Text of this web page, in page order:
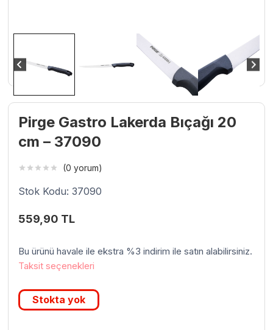
Pirge Gastro Lakerda Bıçağı 20
cm – 37090
(0 yorum)
Stok Kodu: 37090
559,90 TL
Bu ürünü havale ile ekstra %3 indirim ile satın alabilirsiniz.
Taksit seçenekleri
Stokta yok